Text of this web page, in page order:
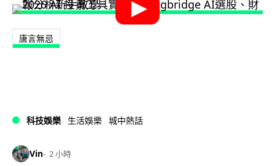
唐言無忌
科技娛樂 生活娛樂 城中熱話
Vin 2 小時